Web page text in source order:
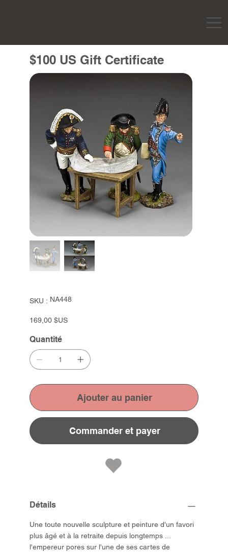
$100 US Gift Certificate
SKU : SKU
NA448
NA448
Prix
169,00 $US
Quantité
Ajouter au panier
Commander et payer
Détails
Une toute nouvelle sculpture et peinture d'un favori
plus âgé et à la retraite depuis longtemps ...
l'empereur pores sur l'une de ses cartes de